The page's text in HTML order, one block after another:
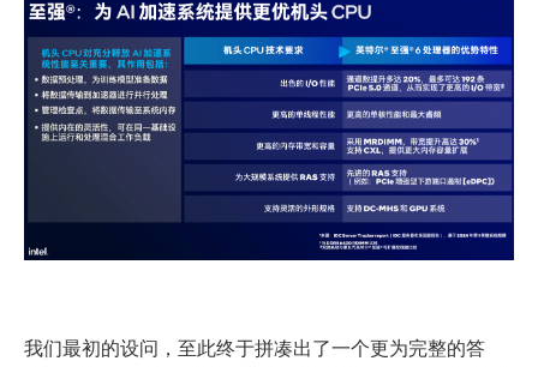
我们最初的设问，至此终于拼凑出了一个更为完整的答